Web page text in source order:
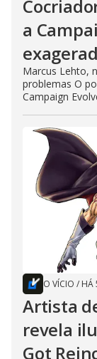
a
Marcus Lehto,
problemas O
Campaign
O VÍCIO / HÁ
Artista
revela
Got